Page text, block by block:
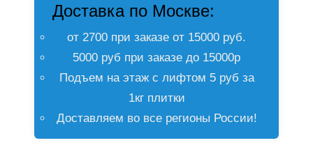
Доставка по Москве:
от 2700 при заказе от 15000 руб.
5000 руб при заказе до 15000р
Подъем на этаж с лифтом 5 руб за
1кг плитки
Доставляем во все регионы России!